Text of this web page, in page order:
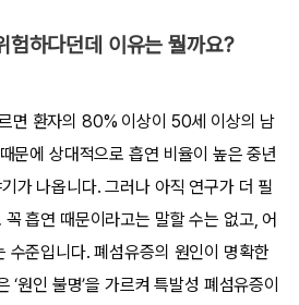
험하다던데 이유는 뭘까요?
면 환자의 80% 이상이 50세 이상의 남
문에 상대적으로 흡연 비율이 높은 중년
가 나옵니다. 그러나 아직 연구가 더 필
흡연 때문이라고는 말할 수는 없고, 어
수준입니다. 폐섬유증의 원인이 명확한
‘원인 불명’을 가르켜 특발성 폐섬유증이